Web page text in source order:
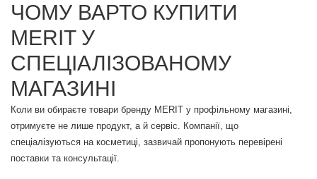
ЧОМУ ВАРТО КУПИТИ
MERIT У
СПЕЦІАЛІЗОВАНОМУ
МАГАЗИНІ
Коли ви обираєте товари бренду MERIT у профільному магазині,
отримуєте не лише продукт, а й сервіс. Компанії, що
спеціалізуються на косметиці, зазвичай пропонують перевірені
поставки та консультації.